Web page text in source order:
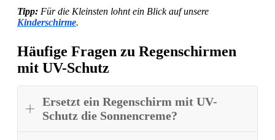
Tipp: Für die Kleinsten lohnt ein Blick auf unsere
Kinderschirme.
Häufige Fragen zu Regenschirmen
mit UV-Schutz
Ersetzt ein Regenschirm mit UV-
Schutz die Sonnencreme?